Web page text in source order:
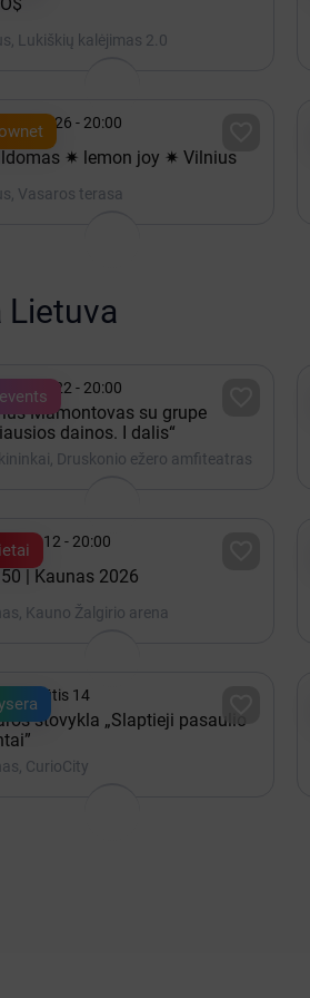
Lukiškių kalėjimas 2.0
26 - 20:00
✷ lemon joy ✷ Vilnius
Vasaros terasa
Lietuva
22 - 20:00
Mamontovas su grupe
dainos. I dalis“
Druskonio ežero amfiteatras
12 - 20:00
| Kaunas 2026
Kauno Žalgirio arena

Rugpjūtis 14
stovykla „Slaptieji pasaulio
CurioCity